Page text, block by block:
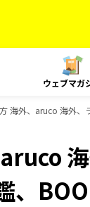
ウェブマガ
海外、aruco 海外、
、